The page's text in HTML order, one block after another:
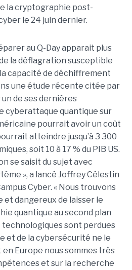
la cryptographie post-
le 24 juin dernier.
au Q-Day apparait plus
la déflagration susceptible
capacité de déchiffrement
une étude récente citée par
un de ses dernières
cyberattaque quantique sur
pourrait avoir un coût
atteindre jusqu’à 3 300
soit 10 à 17 % du PIB US.
se saisit du sujet avec
», a lancé Joffrey Célestin
Cyber. « Nous trouvons
et dangereux de laisser le
quantique au second plan
technologiques sont perdues
et de la cybersécurité ne le
Europe nous sommes très
et sur la recherche